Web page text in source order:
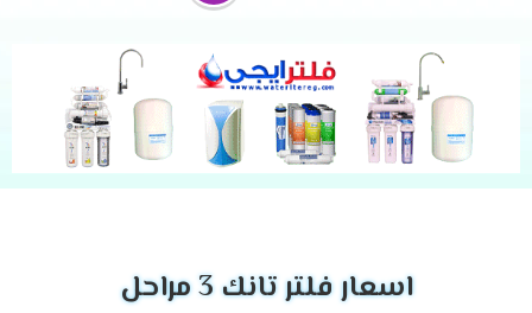
اسعار فلتر تانك 3 مراحل